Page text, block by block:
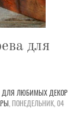
для
ДЛЯ ЛЮБИМЫХ ДЕКОР
,ПОНЕДЕЛЬНИК, 04